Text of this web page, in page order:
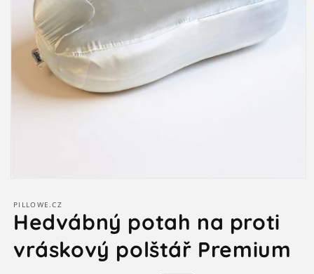
1
v
modálním
PILLOWE.CZ
Hedvábný potah na proti
vráskový polštář Premium